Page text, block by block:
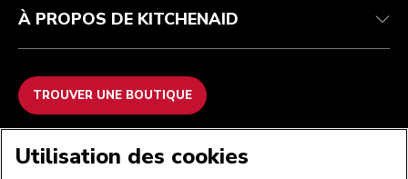
À PROPOS DE KITCHENAID
TROUVER UNE BOUTIQUE
NOUS ACCEPTONS
Utilisation des cookies